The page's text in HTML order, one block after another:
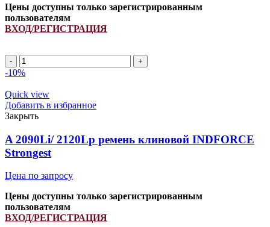
Цены доступны только зарегистрированным
пользователям
ВХОД/РЕГИСТРАЦИЯ
A
1870Li/
ремень
клиновой
INDFORCE
Strongest
quantity
-10%
Quick view
Добавить в избранное
Закрыть
A 2090Li/ 2120Lp ремень клиновой INDFORCE
Strongest
Цена по запросу
Цены доступны только зарегистрированным
пользователям
ВХОД/РЕГИСТРАЦИЯ